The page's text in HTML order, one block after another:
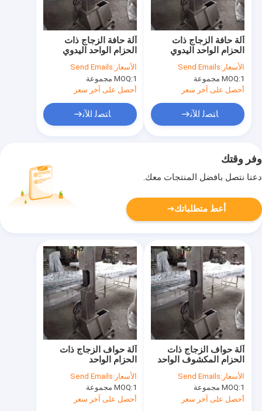
آلة حافة الزجاج ذات
الحزام الواحد اليدوي
الأسعار:Send Emails
MOQ:1 مجموعة
أحصل على آخر سعر
ﺎﺘﺼﻟ ﺍﻶﻧ
آلة حافة الزجاج ذات
الحزام الواحد اليدوي
الأسعار:Send Emails
MOQ:1 مجموعة
أحصل على آخر سعر
ﺎﺘﺼﻟ ﺍﻶﻧ
وفر وقتك
دعنا نتصل بأفضل المنتجات معك.
أعط متطلباتك
آلة حواف الزجاج ذات
الحزام الواحد
الأسعار:Send Emails
MOQ:1 مجموعة
أحصل على آخر سعر
آلة حواف الزجاج ذات
الحزام المكشوف الواحد
الأسعار:Send Emails
MOQ:1 مجموعة
أحصل على آخر سعر